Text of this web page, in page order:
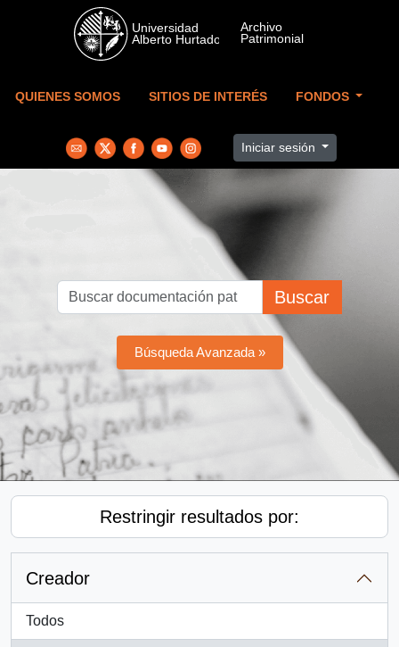
Skip to main content
QUIENES SOMOS SITIOS DE INTERÉS FONDOS
Iniciar sesión
Buscar
Búsqueda Avanzada »
Restringir resultados por:
Creador
Todos